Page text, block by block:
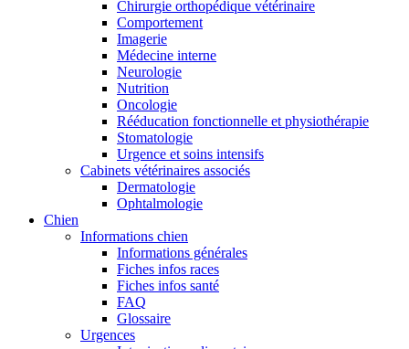
Chirurgie orthopédique vétérinaire
Comportement
Imagerie
Médecine interne
Neurologie
Nutrition
Oncologie
Rééducation fonctionnelle et physiothérapie
Stomatologie
Urgence et soins intensifs
Cabinets vétérinaires associés
Dermatologie
Ophtalmologie
Chien
Informations chien
Informations générales
Fiches infos races
Fiches infos santé
FAQ
Glossaire
Urgences